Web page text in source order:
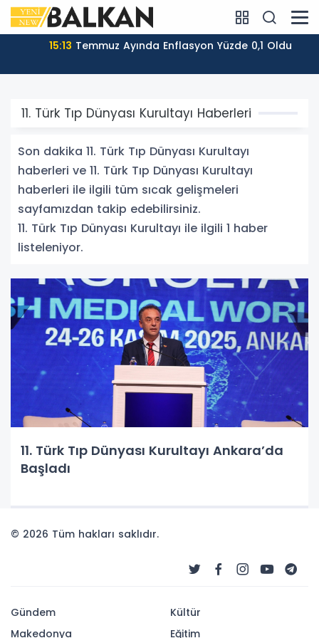
15:13 Temmuz Ayında Enflasyon Yüzde 0,1 Oldu
11. Türk Tıp Dünyası Kurultayı Haberleri
Son dakika 11. Türk Tıp Dünyası Kurultayı
haberleri ve 11. Türk Tıp Dünyası Kurultayı
haberleri ile ilgili tüm sıcak gelişmeleri
sayfamızdan takip edebilirsiniz.
11. Türk Tıp Dünyası Kurultayı ile ilgili 1 haber
listeleniyor.
11. Türk Tıp Dünyası Kurultayı Ankara’da
Başladı
© 2026 Tüm hakları saklıdır.
Gündem
Makedonya
Kültür
Eğitim